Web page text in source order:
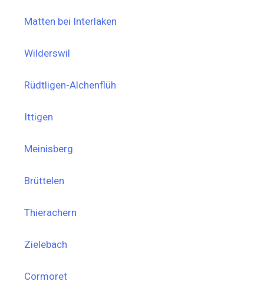
Matten bei Interlaken
Wilderswil
Rüdtligen-Alchenflüh
Ittigen
Meinisberg
Brüttelen
Thierachern
Zielebach
Cormoret